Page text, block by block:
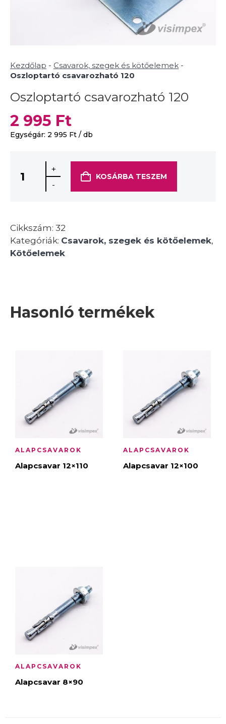
Kezdőlap - Csavarok, szegek és kötőelemek -
Oszloptartó csavarozható 120
Oszloptartó csavarozható 120
2 995 Ft
Egységár: 2 995 Ft / db
+
-
KOSÁRBA TESZEM
Cikkszám: 32
Kategóriák: Csavarok, szegek és kötőelemek,
Kötőelemek
Hasonló termékek
ALAPCSAVAROK
Alapcsavar 12×110
ALAPCSAVAROK
Alapcsavar 12×100
ALAPCSAVAROK
Alapcsavar 8×90